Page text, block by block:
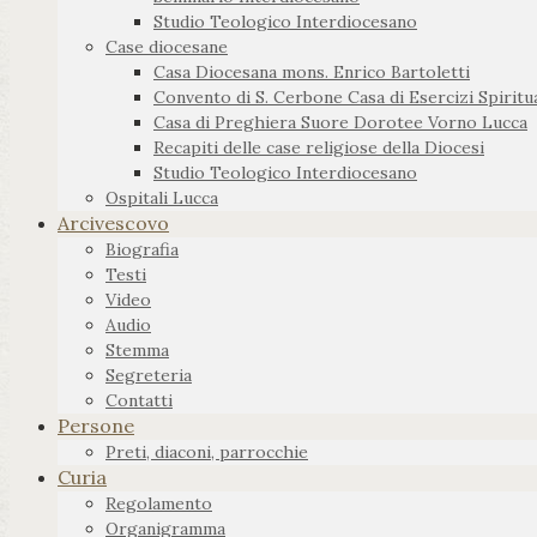
Studio Teologico Interdiocesano
Case diocesane
Casa Diocesana mons. Enrico Bartoletti
Convento di S. Cerbone Casa di Esercizi
Casa di Preghiera Suore Dorotee Vorno Lucca
Recapiti delle case religiose della Diocesi
Studio Teologico Interdiocesano
Ospitali Lucca
Arcivescovo
Biografia
Testi
Video
Audio
Stemma
Segreteria
Contatti
Persone
Preti, diaconi, parrocchie
Curia
Regolamento
Organigramma